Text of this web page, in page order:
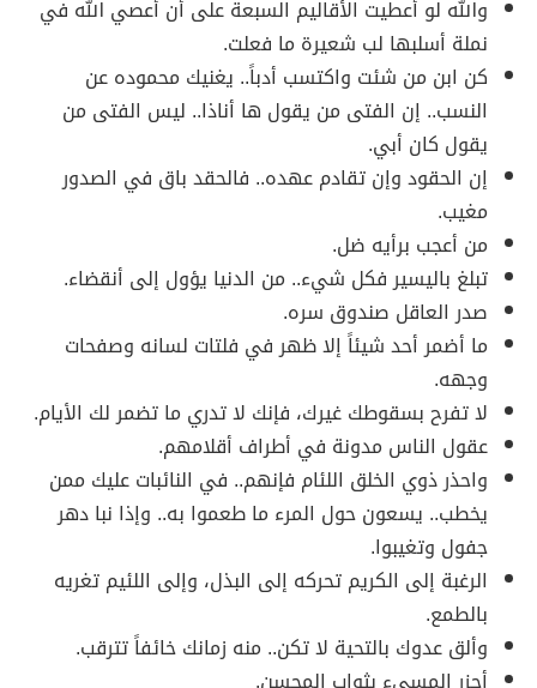
والله لو أعطيت الأقاليم السبعة على أن أعصي الله في
نملة أسلبها لب شعيرة ما فعلت.
كن ابن من شئت واكتسب أدباً.. يغنيك محموده عن
النسب.. إن الفتى من يقول ها أناذا.. ليس الفتى من
يقول كان أبي.
إن الحقود وإن تقادم عهده.. فالحقد باق في الصدور
مغيب.
من أعجب برأيه ضل.
تبلغ باليسير فكل شيء.. من الدنيا يؤول إلى أنقضاء.
صدر العاقل صندوق سره.
ما أضمر أحد شيئاً إلا ظهر في فلتات لسانه وصفحات
وجهه.
لا تفرح بسقوطك غيرك، فإنك لا تدري ما تضمر لك الأيام.
عقول الناس مدونة في أطراف أقلامهم.
واحذر ذوي الخلق اللئام فإنهم.. في النائبات عليك ممن
يخطب.. يسعون حول المرء ما طعموا به.. وإذا نبا دهر
جفول وتغيبوا.
الرغبة إلى الكريم تحركه إلى البذل، وإلى اللئيم تغريه
بالطمع.
وألق عدوك بالتحية لا تكن.. منه زمانك خائفاً تترقب.